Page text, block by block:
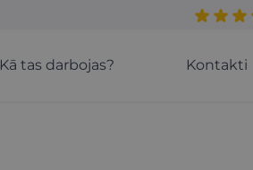
Kā tas darbojas? Kontakti